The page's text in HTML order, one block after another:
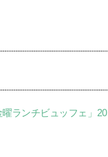
曜ランチビュッフェ」